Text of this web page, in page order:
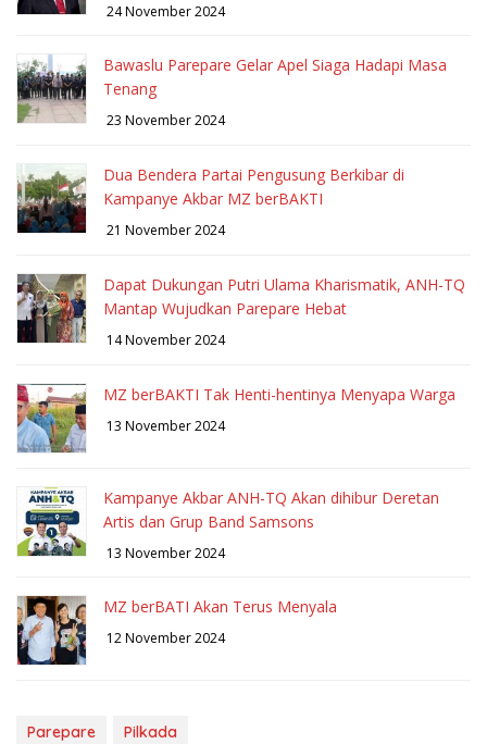
24 November 2024
Bawaslu Parepare Gelar Apel Siaga Hadapi Masa
Tenang
23 November 2024
Dua Bendera Partai Pengusung Berkibar di
Kampanye Akbar MZ berBAKTI
21 November 2024
Dapat Dukungan Putri Ulama Kharismatik, ANH-TQ
Mantap Wujudkan Parepare Hebat
14 November 2024
MZ berBAKTI Tak Henti-hentinya Menyapa Warga
13 November 2024
Kampanye Akbar ANH-TQ Akan dihibur Deretan
Artis dan Grup Band Samsons
13 November 2024
MZ berBATI Akan Terus Menyala
12 November 2024
Parepare Pilkada